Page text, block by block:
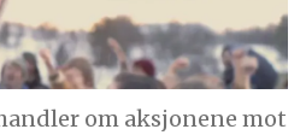
om aksjonene mot